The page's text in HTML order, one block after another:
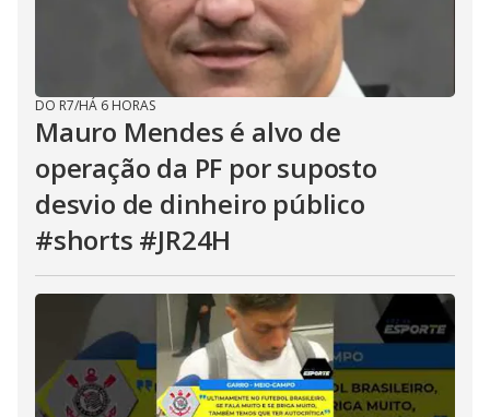
DO R7/HÁ 6 HORAS
Mauro Mendes é alvo de
operação da PF por suposto
desvio de dinheiro público
#shorts #JR24H